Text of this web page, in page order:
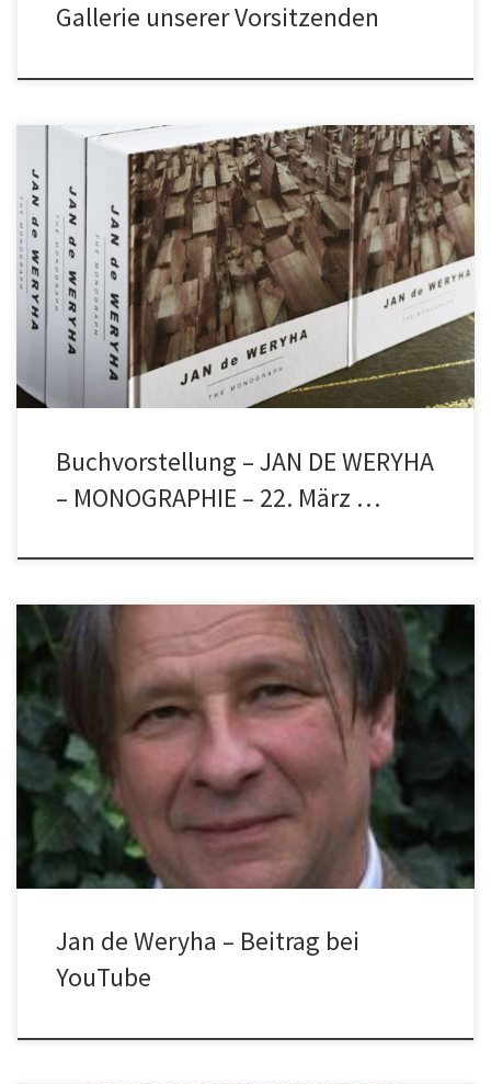
Gallerie unserer Vorsitzenden
Buchvorstellung – JAN DE WERYHA – MONOGRAPHIE Der
Freundeskreis Sammlung de Weryha lädt am 22. März um 17.00 Uhr
ins KulturA, Otto-Grot-Str. 90, Hamburg-Neuallermöhe zur
Buchvorstellung „Jan de Weryha: The Monograph“ ein. Durch die
Veranstaltung führt Hartwig Zillmer. Die Gäste werden vom Björn
Warmer, Bürgermeister der Stadt Reinbek, und […]
Buchvorstellung – JAN DE WERYHA
– MONOGRAPHIE – 22. März …
30.09.2022 HAMBURG Sitz der Sammlung de Weryha ist das
ehemalige Depot des Schlossmuseums Hamburg-Bergedorf. In
den großzügigen Ausstellungsräumen werden Werke des
Bildhauers Jan de Weryha aus der Zeit von 1997 bis heute in einer
ständigen Ausstellung präsentiert. https://de-weryha-art.de/
Führungen nach telefonischer Absprache : +49(0)172 405 32 38
Dieses Projekt wird […]
Jan de Weryha – Beitrag bei
YouTube